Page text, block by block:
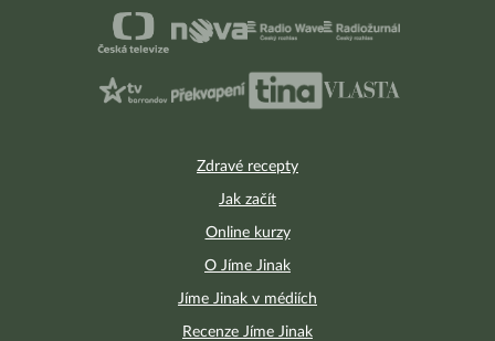
Zdravé recepty
Jak začít
Online kurzy
O Jíme Jinak
Jíme Jinak v médiích
Recenze Jíme Jinak